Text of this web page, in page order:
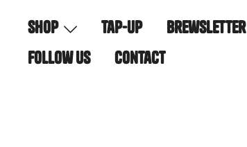
shop tap-up
brewsletter
follow us
contact